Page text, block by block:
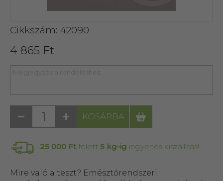
Cikkszám: 42090
4 865 Ft
KOSÁRBA
25 000 Ftfelett 5 kg-ig ingyenes kiszállítás!
Mire való a teszt? Emésztőrendszeri